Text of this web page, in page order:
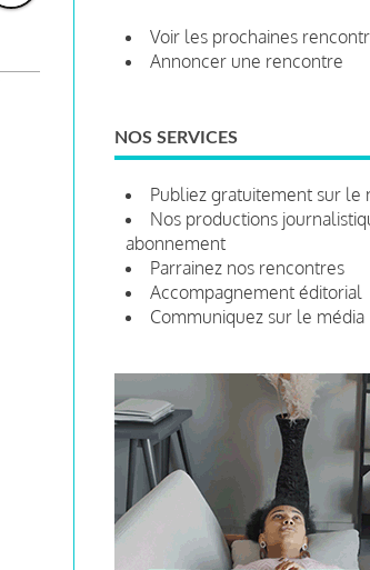
Voir les prochaines
Annoncer une rencontre
NOS SERVICES
Publiez gratuitement sur le
Nos productions
abonnement
Parrainez nos rencontres
Accompagnement éditorial
Communiquez sur le média